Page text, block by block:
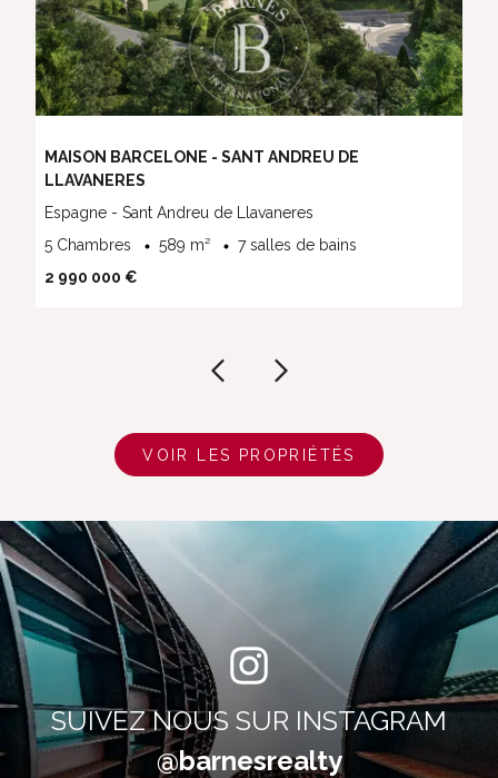
MAISON BARCELONE - SANT ANDREU DE
LLAVANERES
Espagne - Sant Andreu de Llavaneres
5 Chambres
589 m²
7 salles de bains
2 990 000 €
VOIR LES PROPRIÉTÉS
SUIVEZ NOUS SUR INSTAGRAM
@barnesrealty